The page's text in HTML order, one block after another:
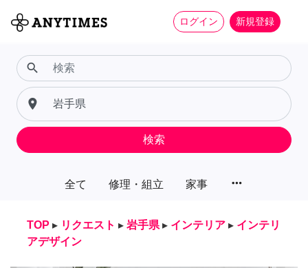
ログイン 新規登録
全て 修理・組立 家事 more_horiz
search
place
検索
TOP ▸ リクエスト ▸ 岩手県 ▸ インテリア ▸ インテリ
アデザイン